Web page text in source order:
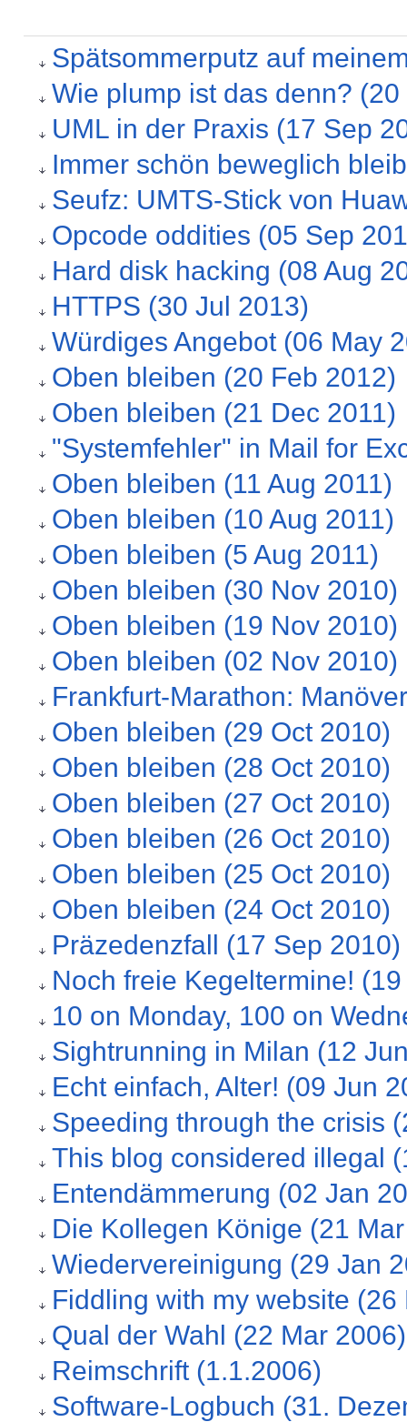
Spätsommerputz auf
Wie plump ist das denn?
UML in der Praxis (17 Sep
Immer schön beweglich
Seufz: UMTS-Stick von
Opcode oddities (05 Sep
Hard disk hacking (08 Aug
HTTPS (30 Jul 2013)
Würdiges Angebot (06 May
Oben bleiben (20 Feb 2012)
Oben bleiben (21 Dec 2011)
"Systemfehler" in Mail for
Oben bleiben (11 Aug 2011)
Oben bleiben (10 Aug 2011)
Oben bleiben (5 Aug 2011)
Oben bleiben (30 Nov 2010)
Oben bleiben (19 Nov 2010)
Oben bleiben (02 Nov 2010)
Frankfurt-Marathon:
Oben bleiben (29 Oct 2010)
Oben bleiben (28 Oct 2010)
Oben bleiben (27 Oct 2010)
Oben bleiben (26 Oct 2010)
Oben bleiben (25 Oct 2010)
Oben bleiben (24 Oct 2010)
Präzedenzfall (17 Sep 2010)
Noch freie Kegeltermine!
10 on Monday, 100 on
Sightrunning in Milan (12
Echt einfach, Alter! (09 Jun
Speeding through the crisis
This blog considered illegal
Entendämmerung (02 Jan
Die Kollegen Könige (21
Wiedervereinigung (29 Jan
Fiddling with my website (26
Qual der Wahl (22 Mar 2006)
Reimschrift (1.1.2006)
Software-Logbuch (31.